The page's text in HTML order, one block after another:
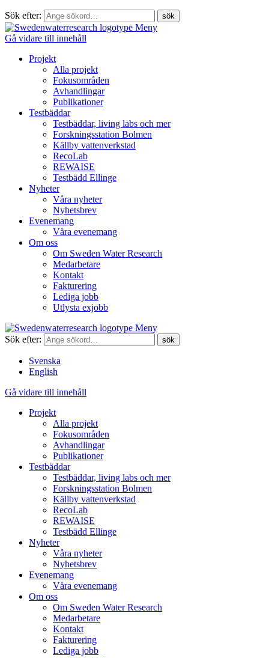
Sök efter:
Meny
Gå vidare till innehåll
Projekt
Alla projekt
Fokusområden
Avhandlingar
Publikationer
Testbäddar
Testbäddar, living labs och mer
Forskningsstation Bolmen
Källby vattenverkstad
RecoLab
REWAISE
Testbädd Ellinge
Nyheter
Våra nyheter
Nyhetsbrev
Evenemang
Våra evenemang
Om oss
Om Sweden Water Research
Medarbetare
Kontakt
Fakturering
Lediga jobb
Utlysta exjobb
Meny
Sök efter:
Svenska
English
Gå vidare till innehåll
Projekt
Alla projekt
Fokusområden
Avhandlingar
Publikationer
Testbäddar
Testbäddar, living labs och mer
Forskningsstation Bolmen
Källby vattenverkstad
RecoLab
REWAISE
Testbädd Ellinge
Nyheter
Våra nyheter
Nyhetsbrev
Evenemang
Våra evenemang
Om oss
Om Sweden Water Research
Medarbetare
Kontakt
Fakturering
Lediga jobb